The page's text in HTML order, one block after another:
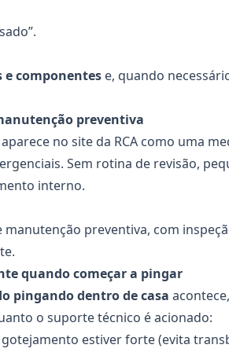
componentes e, quando
preventiva
no site da RCA como uma
Sem rotina de revisão,
interno.
preventiva, com
quando começar a pingar
pingando dentro de casa
o suporte técnico é acionado:
gotejamento estiver forte (evita